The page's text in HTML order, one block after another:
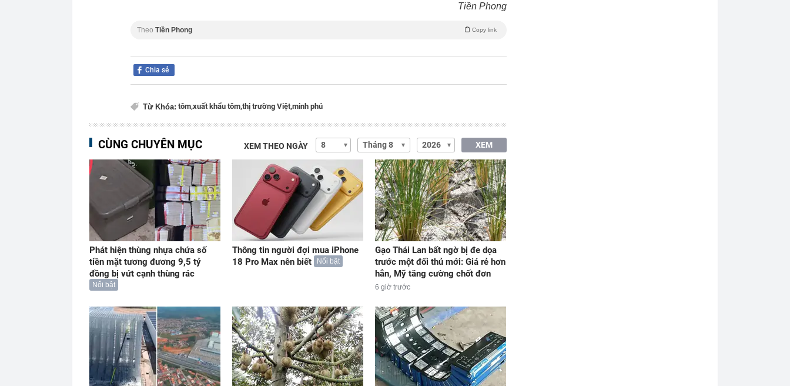
Tiền Phong
Theo Tiền Phong Copy link
Chia sẻ
Từ Khóa: tôm,xuất khẩu tôm,thị trường Việt,minh phú
CÙNG CHUYÊN MỤC XEM THEO NGÀY XEM
Phát hiện thùng nhựa chứa số
tiền mặt tương đương 9,5 tỷ
đồng bị vứt cạnh thùng rác
Nổi bật
Thông tin người đợi mua iPhone
18 Pro Max nên biết
Nổi bật
Gạo Thái Lan bất ngờ bị đe dọa
trước một đối thủ mới: Giá rẻ hơn
hẳn, Mỹ tăng cường chốt đơn
6 giờ trước